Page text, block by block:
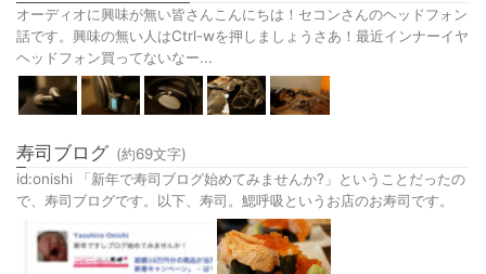
オーディオに興味が無い皆さんこんにちは！セコンさんのヘッドフォン
話です。興味の無い人はCtrl-wを押しましょうさあ！最近インナーイヤ
ヘッドフォン買ってないなー...
寿司ブログ (約69文字)
id:onishi 「新年で寿司ブログ始めてみませんか?」ということだったの
で、寿司ブログです。以下、寿司。鰓呼吸というお店のお寿司です。